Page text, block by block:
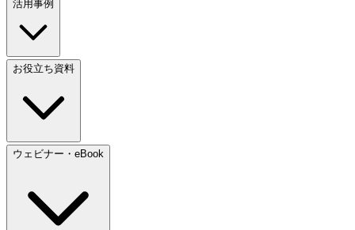
活用事例
お役立ち資料
ウェビナー・eBook